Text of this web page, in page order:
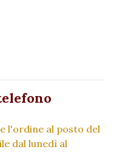
l'ordine al posto del
dal lunedì al